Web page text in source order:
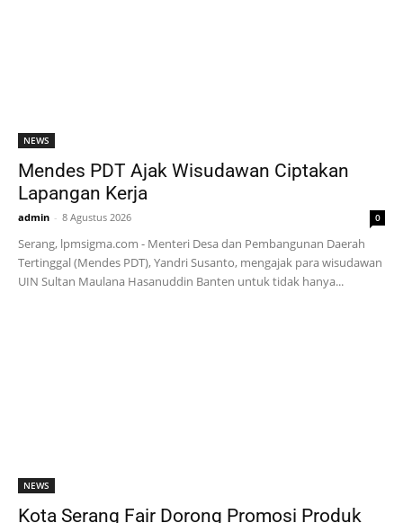
NEWS
Mendes PDT Ajak Wisudawan Ciptakan
Lapangan Kerja
admin - 8 Agustus 2026 0
Serang, lpmsigma.com - Menteri Desa dan Pembangunan Daerah
Tertinggal (Mendes PDT), Yandri Susanto, mengajak para wisudawan
UIN Sultan Maulana Hasanuddin Banten untuk tidak hanya...
NEWS
Kota Serang Fair Dorong Promosi Produk